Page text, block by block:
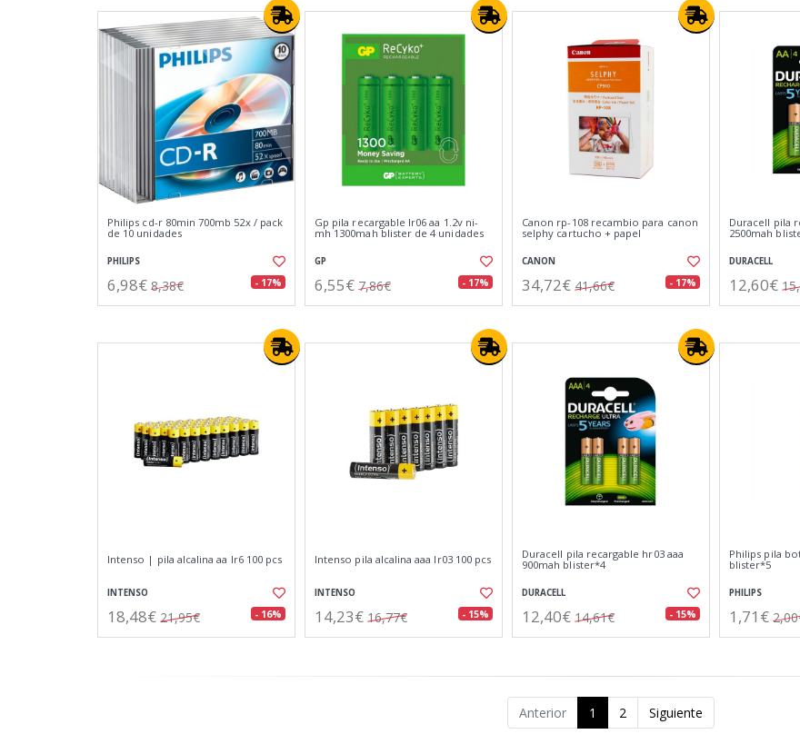
Philips cd-r 80min 700mb 52x / pack
de 10 unidades
PHILIPS
6,98€ 8,38€ - 17%
Gp pila recargable lr06 aa 1.2v ni-
mh 1300mah blister de 4 unidades
GP
6,55€ 7,86€ - 17%
Canon rp-108 recambio para canon
selphy cartucho + papel
CANON
34,72€ 41,66€ - 17%
Duracell pila
2500mah
DURACELL
12,60€
Intenso | pila alcalina aa lr6 100 pcs
INTENSO
18,48€ 21,95€ - 16%
Intenso pila alcalina aaa lr03 100 pcs
INTENSO
14,23€ 16,77€ - 15%
Duracell pila recargable hr03 aaa
900mah blister*4
DURACELL
12,40€ 14,61€ - 15%
Philips pila
blister*5
PHILIPS
1,71€
Anterior 1 2 Siguiente